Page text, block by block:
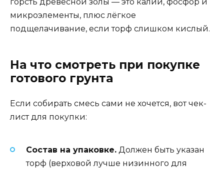
горсть древесной золы — это калий, фосфор и
микроэлементы, плюс лёгкое
подщелачивание, если торф слишком кислый.
На что смотреть при покупке
готового грунта
Если собирать смесь сами не хочется, вот чек-
лист для покупки:
Состав на упаковке. Должен быть указан
торф (верховой лучше низинного для